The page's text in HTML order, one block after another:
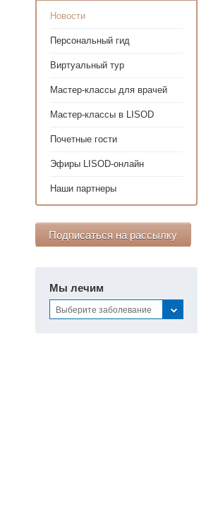
Новости
Персональный гид
Виртуальный тур
Мастер-классы для врачей
Мастер-классы в LISOD
Почетные гости
Эфиры LISOD-онлайн
Наши партнеры
Подписаться на рассылку
Мы лечим
Выберите заболевание